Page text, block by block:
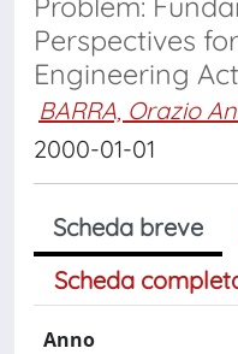
Perspectives
Engineering
BARRA, Orazio
2000-01-01
Scheda breve
Scheda
Anno